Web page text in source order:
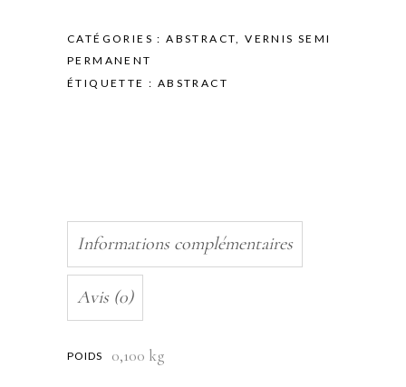
CATÉGORIES :ABSTRACT,VERNIS SEMI
PERMANENT
ÉTIQUETTE : ABSTRACT
Informations complémentaires
Avis (0)
POIDS 0,100 kg